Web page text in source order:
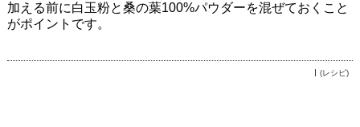
加える前に白玉粉と桑の葉100%パウダーを混ぜておくこと
がポイントです。
(レシピ)